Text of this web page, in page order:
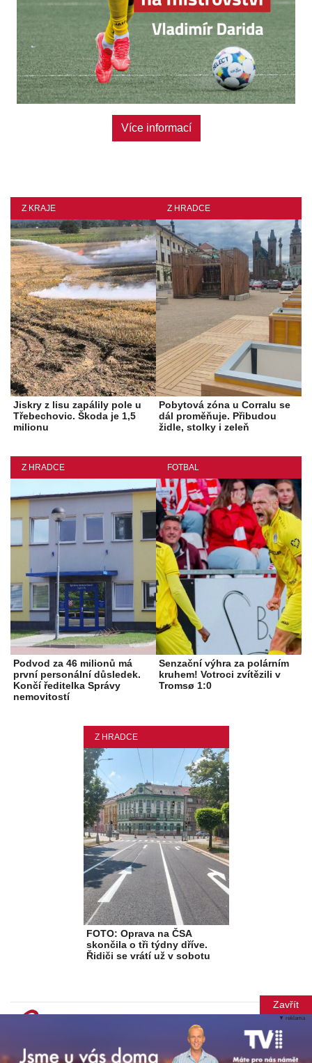
Více informací
Z KRAJE
Jiskry z lisu zapálily pole u
Třebechovic. Škoda je 1,5
milionu
Z HRADCE
Pobytová zóna u Corralu se
dál proměňuje. Přibudou
židle, stolky i zeleň
Z HRADCE
Podvod za 46 milionů má
první personální důsledek.
Končí ředitelka Správy
nemovitostí
FOTBAL
Senzační výhra za polárním
kruhem! Votroci zvítězili v
Tromsø 1:0
Z HRADCE
FOTO: Oprava na ČSA
skončila o tři týdny dříve.
Řidiči se vrátí už v sobotu
© Copyright 2012-2026 TN Média s.r.o.
Při poskytování služeb nám pomáhají soubory cookie. Vytvořila Xantipa Agency s.r.o.
▼ reklama
Zavřít